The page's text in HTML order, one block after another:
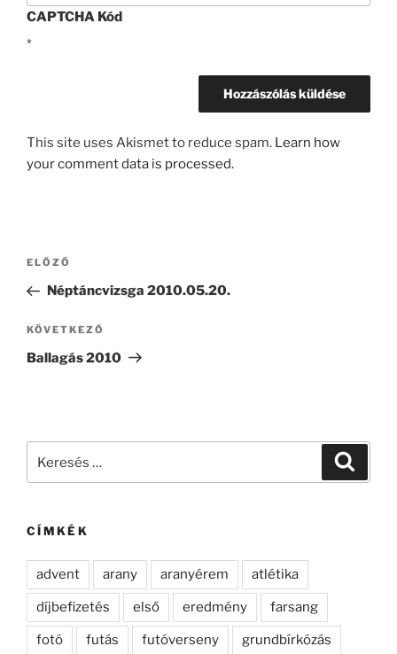
CAPTCHA Kód
*
This site uses Akismet to reduce spam. Learn how
your comment data is processed.
Bejegyzés
Korábbi
bejegyzés
ELŐZŐ
Néptáncvizsga 2010.05.20.
Következő
bejegyzés
KÖVETKEZŐ
Ballagás 2010
CÍMKÉK
advent arany aranyérem atlétika
díjbefizetés első eredmény farsang
fotó futás futóverseny grundbírkózás